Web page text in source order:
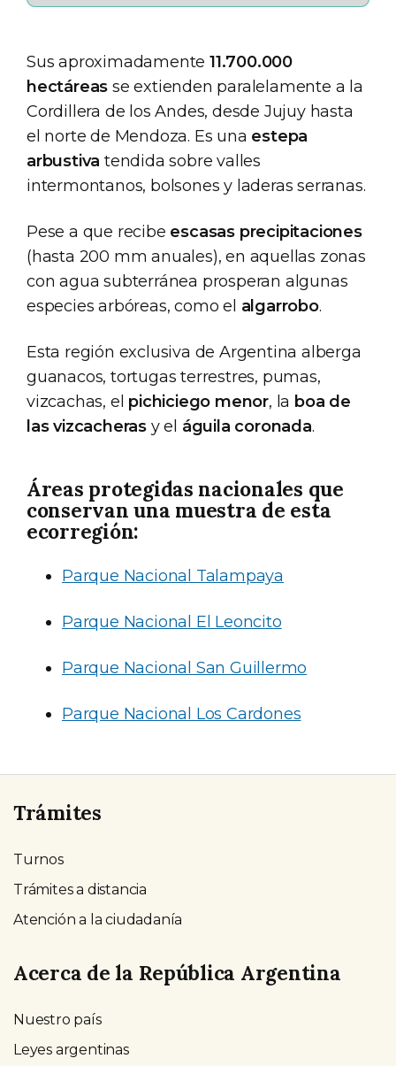
Sus aproximadamente 11.700.000
hectáreas se extienden paralelamente a la
Cordillera de los Andes, desde Jujuy hasta
el norte de Mendoza. Es una estepa
arbustiva tendida sobre valles
intermontanos, bolsones y laderas serranas.
Pese a que recibe escasas precipitaciones
(hasta 200 mm anuales), en aquellas zonas
con agua subterránea prosperan algunas
especies arbóreas, como el algarrobo.
Esta región exclusiva de Argentina alberga
guanacos, tortugas terrestres, pumas,
vizcachas, el pichiciego menor, la boa de
las vizcacheras y el águila coronada.
Áreas protegidas nacionales que
conservan una muestra de esta
ecorregión:
Parque Nacional Talampaya
Parque Nacional El Leoncito
Parque Nacional San Guillermo
Parque Nacional Los Cardones
Trámites
Turnos
Trámites a distancia
Atención a la ciudadanía
Acerca de la República Argentina
Nuestro país
Leyes argentinas